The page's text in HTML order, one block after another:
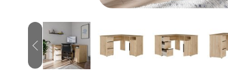
Previous